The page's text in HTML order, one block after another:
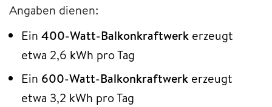
Angaben dienen:
Ein 400-Watt-Balkonkraftwerk erzeugt
etwa 2,6 kWh pro Tag
Ein 600-Watt-Balkonkraftwerk erzeugt
etwa 3,2 kWh pro Tag